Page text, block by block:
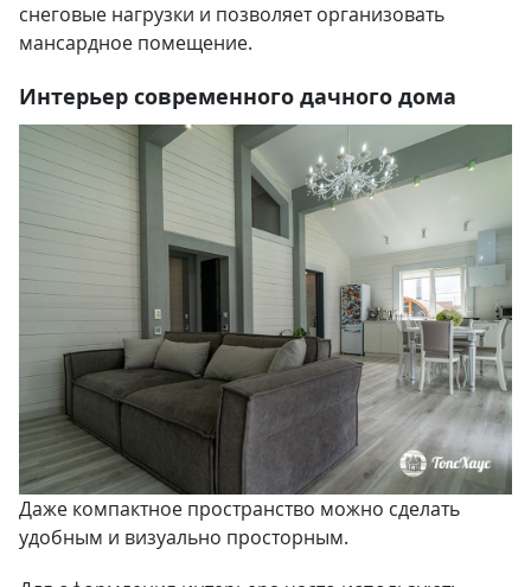
снеговые нагрузки и позволяет организовать
мансардное помещение.
Интерьер современного дачного дома
Даже компактное пространство можно сделать
удобным и визуально просторным.